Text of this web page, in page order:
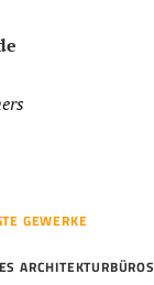
GEWERKE
ARCHITEKTURBÜROS